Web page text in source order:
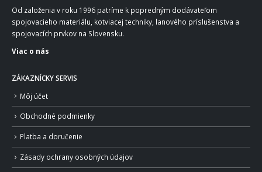
Od založenia v roku 1996 patríme k popredným dodávateľom
spojovacieho materiálu, kotviacej techniky, lanového príslušenstva a
spojovacích prvkov na Slovensku.
Viac o nás
ZÁKAZNÍCKY SERVIS
Môj účet
Obchodné podmienky
Platba a doručenie
Zásady ochrany osobných údajov